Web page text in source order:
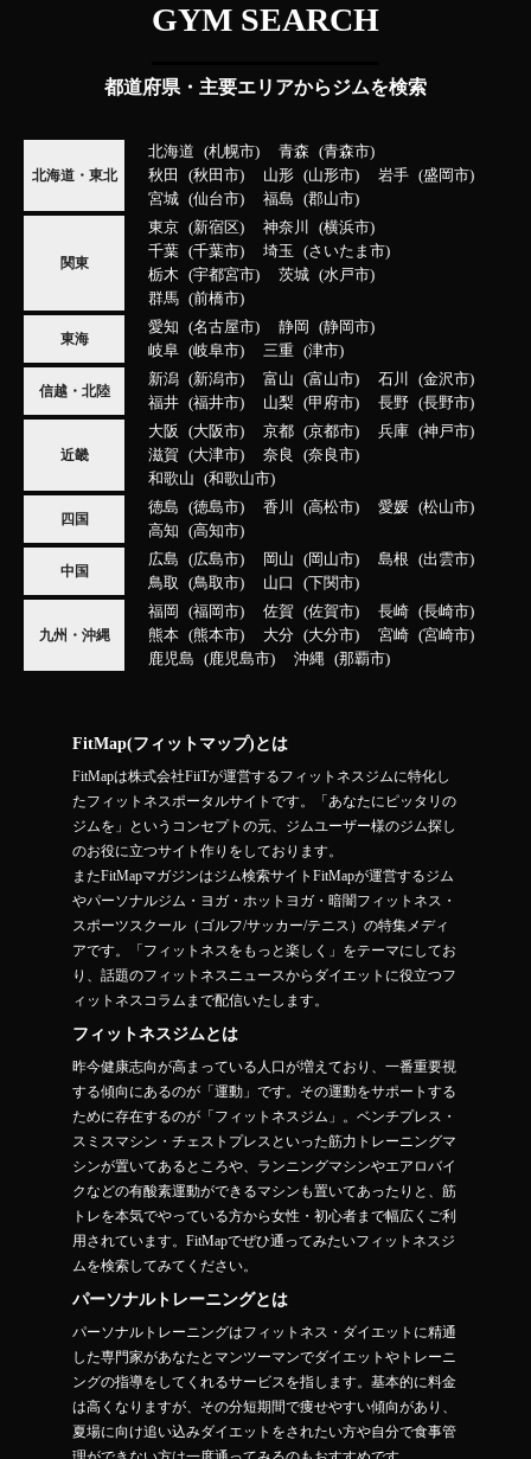
GYM SEARCH
都道府県・主要エリアからジムを検索
北海道・東北
北海道 札幌市 青森
青森市
秋田
秋田市 山形 山形市 岩手
盛岡市
宮城
仙台市 福島 郡山市
関東
東京 新宿区 神奈川
横浜市
千葉
千葉市 埼玉
さいたま市
栃木
宇都宮市 茨城
水戸市
群馬
前橋市
東海
愛知 名古屋市 静岡
静岡市
岐阜
岐阜市 三重 津市
信越・北陸
新潟 新潟市 富山 富山市 石川
金沢市
福井
福井市 山梨 甲府市 長野 長野市
近畿
大阪 大阪市 京都 京都市 兵庫
神戸市
滋賀
大津市 奈良
奈良市
和歌山
和歌山市
四国
徳島 徳島市 香川 高松市 愛媛
松山市
高知
高知市
中国
広島 広島市 岡山 岡山市 島根
出雲市
鳥取
鳥取市 山口 下関市
九州・沖縄
福岡 福岡市 佐賀 佐賀市 長崎
長崎市
熊本
熊本市 大分 大分市 宮崎
宮崎市
鹿児島
鹿児島市 沖縄 那覇市
FitMap(フィットマップ)とは
FitMapは株式会社FiiTが運営するフィットネスジムに特化し
たフィットネスポータルサイトです。「あなたにピッタリの
ジムを」というコンセプトの元、ジムユーザー様のジム探し
のお役に立つサイト作りをしております。
またFitMapマガジンはジム検索サイトFitMapが運営するジム
やパーソナルジム・ヨガ・ホットヨガ・暗闇フィットネス・
スポーツスクール（ゴルフ/サッカー/テニス）の特集メディ
アです。「フィットネスをもっと楽しく」をテーマにしてお
り、話題のフィットネスニュースからダイエットに役立つフ
ィットネスコラムまで配信いたします。
フィットネスジムとは
昨今健康志向が高まっている人口が増えており、一番重要視
する傾向にあるのが「運動」です。その運動をサポートする
ために存在するのが「フィットネスジム」。ベンチプレス・
スミスマシン・チェストプレスといった筋力トレーニングマ
シンが置いてあるところや、ランニングマシンやエアロバイ
クなどの有酸素運動ができるマシンも置いてあったりと、筋
トレを本気でやっている方から女性・初心者まで幅広くご利
用されています。FitMapでぜひ通ってみたいフィットネスジ
ムを検索してみてください。
パーソナルトレーニングとは
パーソナルトレーニングはフィットネス・ダイエットに精通
した専門家があなたとマンツーマンでダイエットやトレーニ
ングの指導をしてくれるサービスを指します。基本的に料金
は高くなりますが、その分短期間で痩せやすい傾向があり、
夏場に向け追い込みダイエットをされたい方や自分で食事管